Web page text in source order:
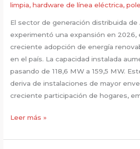
litio
limpia,hardware de línea eléctrica,
El sector de generación distribuida de
experimentó una expansión en 2026,
creciente adopción de energía
en el país. La capacidad instalada
pasando de 118,6 MW a 159,5 MW.
deriva de instalaciones de mayor
creciente participación de hogares,
Terminales
aluminio
Leer más »